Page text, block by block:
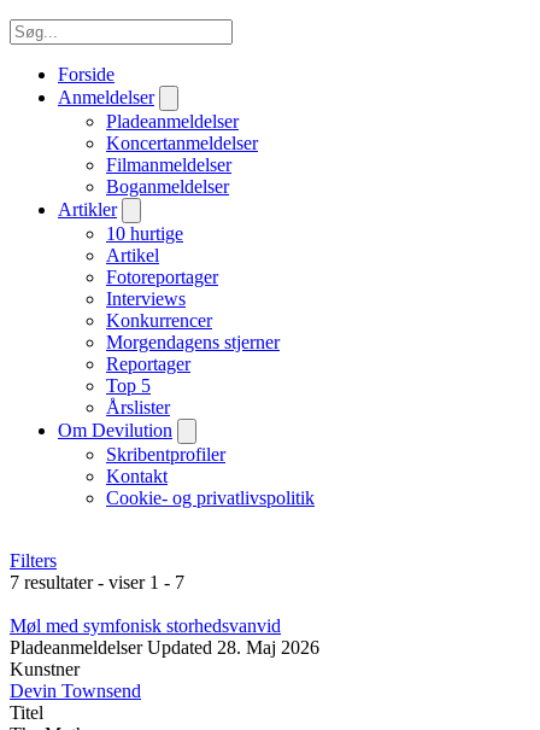
Forside
Anmeldelser
Pladeanmeldelser
Koncertanmeldelser
Filmanmeldelser
Boganmeldelser
Artikler
10 hurtige
Artikel
Fotoreportager
Interviews
Konkurrencer
Morgendagens stjerner
Reportager
Top 5
Årslister
Om Devilution
Skribentprofiler
Kontakt
Cookie- og privatlivspolitik
Filters
7 resultater - viser 1 - 7
Møl med symfonisk storhedsvanvid
Pladeanmeldelser Updated 28. Maj 2026
Kunstner
Devin Townsend
Titel